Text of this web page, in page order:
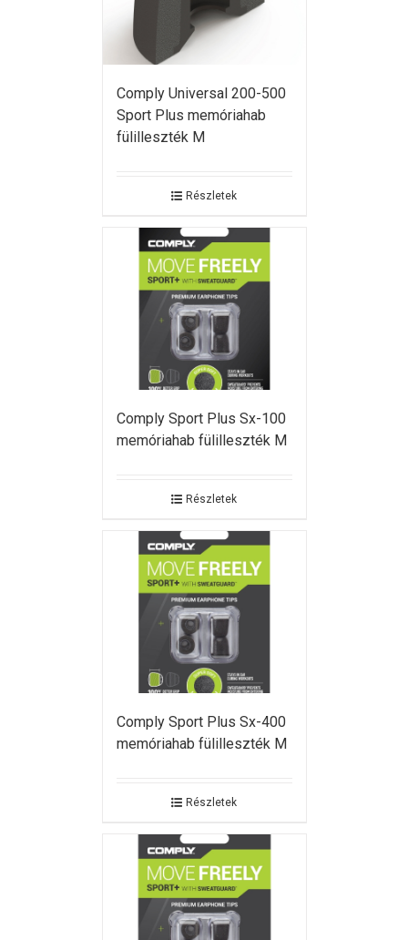
Comply Universal 200-500
Sport Plus memóriahab
fülilleszték M
Részletek
Comply Sport Plus Sx-100
memóriahab fülilleszték M
Részletek
Comply Sport Plus Sx-400
memóriahab fülilleszték M
Részletek